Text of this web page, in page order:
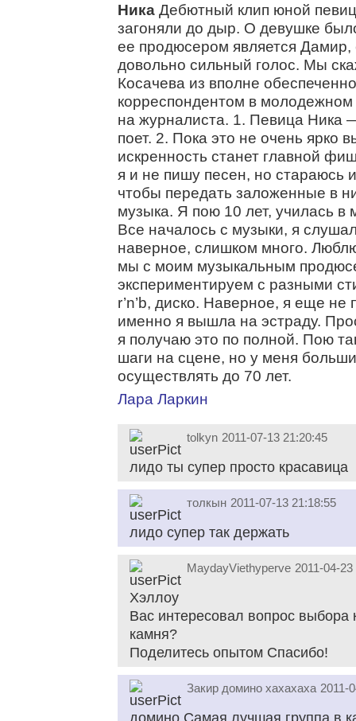
Ника Дебютный клип юной
загоняли до дыр. О девушке
ее продюсером является
довольно сильный голос. Мы
Косачева из вполне
корреспондентом в
на журналиста. 1. Певица Ника
поет. 2. Пока это не очень ярко
искренность станет главной
я и не пишу песен, но стараюсь
чтобы передать заложенные в
музыка. Я пою 10 лет, училась в
Все началось с музыки, я
наверное, слишком много.
мы с моим музыкальным
экспериментируем с разными
r’n’b, диско. Наверное, я еще не
именно я вышла на эстраду.
я получаю это по полной. Пою
шаги на сцене, но у меня
осуществлять до 70 лет.
Лара Ларкин
tolkyn 2011-07-13 21:20:45
лидо ты супер просто красавица
толкын 2011-07-13 21:18:55
лидо супер так держать
MaydayViethyperve 2011-04-
Хэллоу
Вас интересовал вопрос выбора
камня?
Поделитесь опытом Спасибо!
Закир домино хахахаха 2011-
домино Самая лучшая группа в